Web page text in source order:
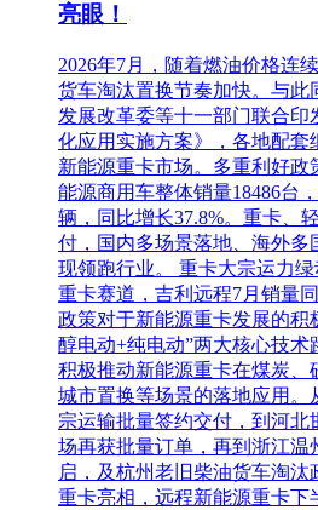
亮眼！
2026年7月，随着燃油价格连
货车淘汰置换节奏加快。与此
发展改革委等十一部门联合印
化应用实施方案》，各地配套
新能源重卡市场。多重利好政
能源商用车整体销量18486台
辆，同比增长37.8%。重卡、
付，国内多场景落地、海外多
现领跑行业。 重卡大宗运力
重卡赛道，吉利远程7月销量
政策对于新能源重卡发展的积
醇电动+纯电动”两大核心技术
积极推动新能源重卡在煤炭、
城市置换等场景的落地应用。
宗运输批量签约交付，到河
场再获批量订单，再到浙江温
启，及杭州老旧柴油货车淘
重卡亮相，远程新能源重卡下